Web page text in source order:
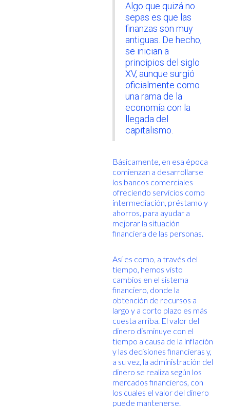
Algo que quizá no
sepas es que las
finanzas son muy
antiguas. De hecho,
se inician a
principios del siglo
XV, aunque surgió
oficialmente como
una rama de la
economía con la
llegada del
capitalismo.
Básicamente, en esa época
comienzan a desarrollarse
los bancos comerciales
ofreciendo servicios como
intermediación, préstamo y
ahorros, para ayudar a
mejorar la situación
financiera de las personas.
Así es como, a través del
tiempo, hemos visto
cambios en el sistema
financiero, donde la
obtención de recursos a
largo y a corto plazo es más
cuesta arriba. El valor del
dinero disminuye con el
tiempo a causa de la inflación
y las decisiones financieras y,
a su vez, la administración del
dinero se realiza según los
mercados financieros, con
los cuales el valor del dinero
puede mantenerse.